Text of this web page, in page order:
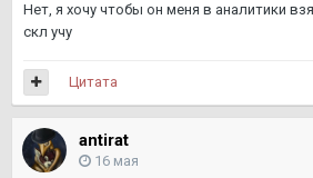
Нет, я хочу чтобы он меня в аналитики
скл учу
Цитата
antirat
16 мая